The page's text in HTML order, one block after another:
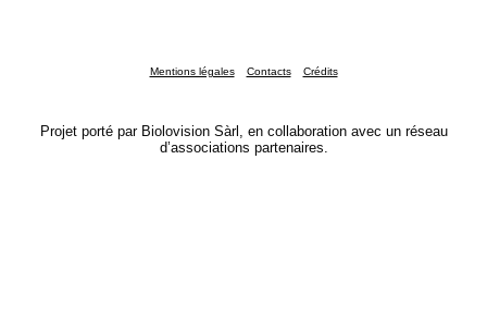
Mentions légales Contacts Crédits
Projet porté par Biolovision Sàrl, en collaboration avec un réseau
d’associations partenaires.